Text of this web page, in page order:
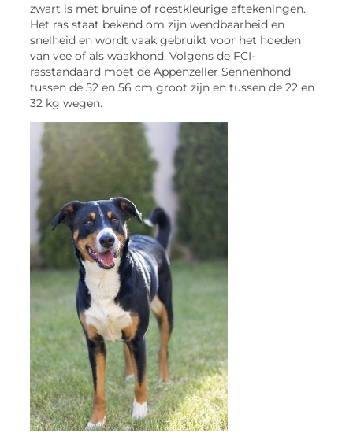
zwart is met bruine of roestkleurige aftekeningen.
Het ras staat bekend om zijn wendbaarheid en
snelheid en wordt vaak gebruikt voor het hoeden
van vee of als waakhond. Volgens de FCI-
rasstandaard moet de Appenzeller Sennenhond
tussen de 52 en 56 cm groot zijn en tussen de 22 en
32 kg wegen.